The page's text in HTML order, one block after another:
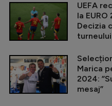
UEFA
la
Decizia
Marica
2024:
mesaj”